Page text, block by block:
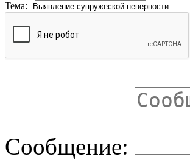
Тема:
Сообщение: